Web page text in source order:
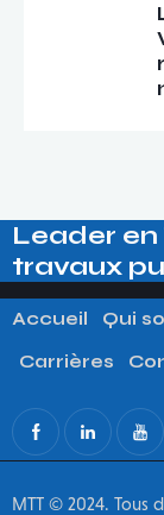
Leader en
travaux
Accueil
Qui
Carrières
MTT © 2024. Tous